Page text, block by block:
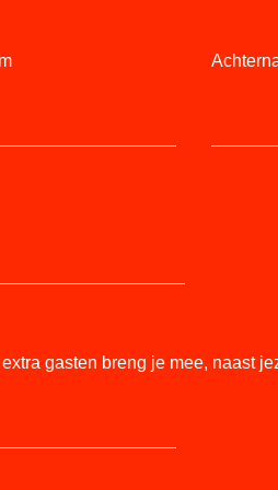
gasten breng je mee, naast